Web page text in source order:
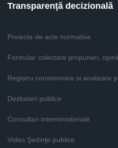
Transparenţă decizională
Proiecte de acte normative
Formular colectare propuneri, opinii
Registru consemnare si analizare
Dezbateri publice
Consultari interministeriale
Video Şedinţe publice